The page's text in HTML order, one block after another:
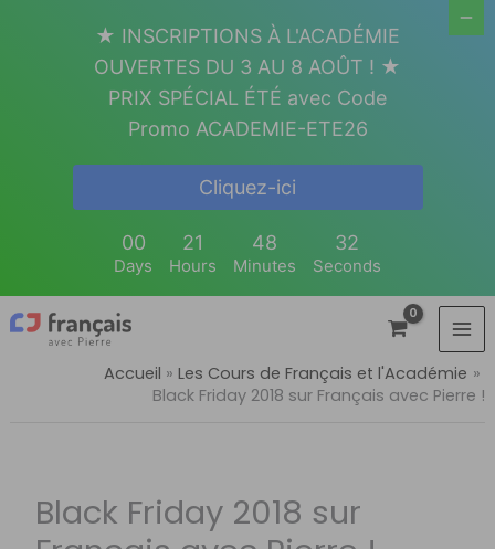
Accueil
Les Cours de Français et l'Académie
Black Friday 2018 sur Français avec Pierre !
Black Friday 2018 sur
★ INSCRIPTIONS À L'ACADÉMIE
OUVERTES DU 3 AU 8 AOÛT ! ★
PRIX SPÉCIAL ÉTÉ avec Code
Promo ACADEMIE-ETE26
Cliquez-ici
00
Days
21
Hours
48
Minutes
32
Seconds